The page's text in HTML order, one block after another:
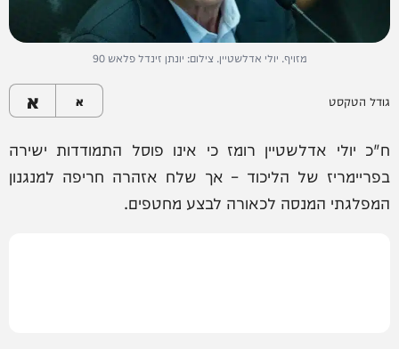
מזויף. יולי אדלשטיין. צילום: יונתן זינדל פלאש 90
גודל הטקסט א א
ח"כ יולי אדלשטיין רומז כי אינו פוסל התמודדות ישירה
בפריימריז של הליכוד – אך שלח אזהרה חריפה למנגנון
המפלגתי המנסה לכאורה לבצע מחטפים.